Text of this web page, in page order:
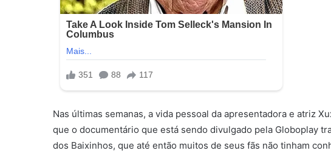
Nas últimas semanas, a vida pessoal da apresentadora e atriz
que o documentário que está sendo divulgado pela Globoplay
dos Baixinhos, que até então muitos de seus fãs não tinham